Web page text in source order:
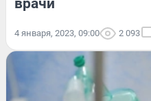
4 января, 2023, 09:00 2 093